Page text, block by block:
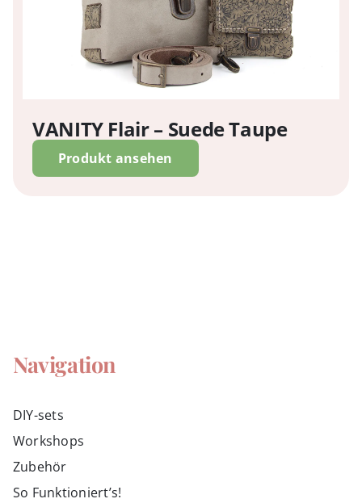
VANITY Flair – Suede Taupe
Produkt ansehen
Navigation
DIY-sets
Workshops
Zubehör
So Funktioniert’s!